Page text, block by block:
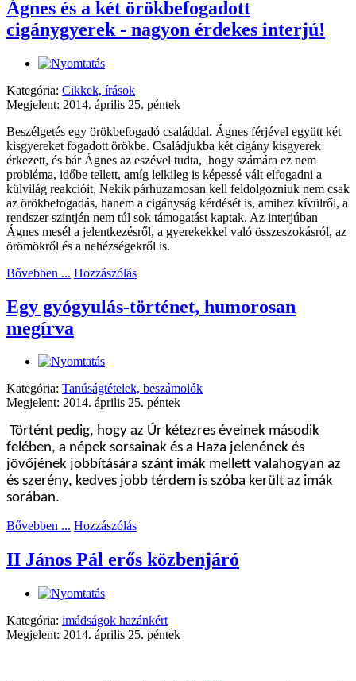
Ágnes és a két örökbefogadott
cigánygyerek - nagyon érdekes interjú!
Kategória: Cikkek, írások
Megjelent: 2014. április 25. péntek
Beszélgetés egy örökbefogadó családdal. Ágnes férjével együtt két
kisgyereket fogadott örökbe. Családjukba két cigány kisgyerek
érkezett, és bár Ágnes az eszével tudta, hogy számára ez nem
probléma, időbe tellett, amíg lelkileg is képessé vált elfogadni a
külvilág reakcióit. Nekik párhuzamosan kell feldolgozniuk nem csak
az örökbefogadás, hanem a cigányság kérdését is, amihez kívülről, a
rendszer szintjén nem túl sok támogatást kaptak. Az interjúban
Ágnes mesél a jelentkezésről, a gyerekekkel való összeszokásról, az
örömökről és a nehézségekről is.
Bővebben ... Hozzászólás
Egy gyógyulás-történet, humorosan
megírva
Kategória: Tanúságtételek, beszámolók
Megjelent: 2014. április 25. péntek
Történt pedig, hogy az Úr kétezres éveinek második
felében, a népek sorsainak és a Haza jelenének és
jövőjének jobbítására szánt imák mellett valahogyan az
és szerény, kedves jobb térdem is szóba került az imák
sorában.
Bővebben ... Hozzászólás
II János Pál erős közbenjáró
Kategória: imádságok hazánkért
Megjelent: 2014. április 25. péntek